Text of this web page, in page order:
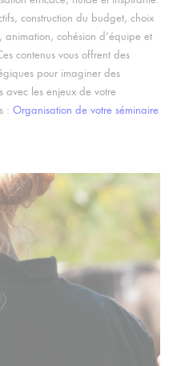
construction du budget, choix
cohésion d’équipe et
contenus vous offrent des
pour imaginer des
avec les enjeux de votre
: Organisation de votre séminaire